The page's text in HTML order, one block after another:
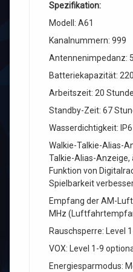
Spezifikation:
Modell: A61
Kanalnummern: 999
Antennenimpedanz:
Batteriekapazität:
Arbeitszeit: 20
Standby-Zeit: 67
Wasserdichtigkeit:
Walkie-Talkie-Alias-
Talkie-Alias-Anzeige,
Funktion von
Spielbarkeit
Empfang der AM-
MHz
Rauschsperre: Level
VOX: Level 1-9
Energiesparmodus: